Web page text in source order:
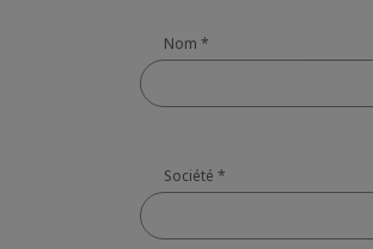
Nom *
Société *